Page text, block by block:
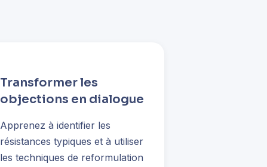
Transformer les
objections en dialogue
Apprenez à identifier les
résistances typiques et à utiliser
les techniques de reformulation